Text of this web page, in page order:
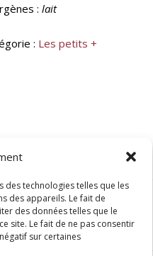
des technologies telles que les
des appareils. Le fait de
des données telles que le
site. Le fait de ne pas consentir
sur certaines
: lait
: Les petits +